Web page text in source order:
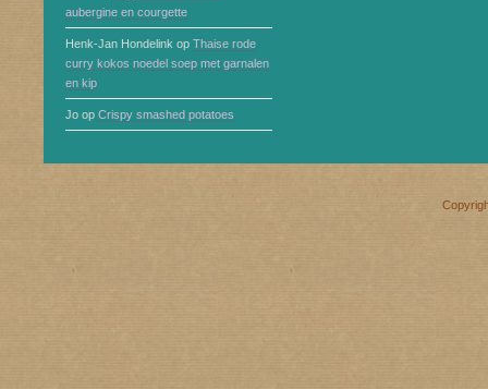
aubergine en courgette
Henk-Jan Hondelink op Thaise rode
curry kokos noedel soep met garnalen
en kip
Jo op Crispy smashed potatoes